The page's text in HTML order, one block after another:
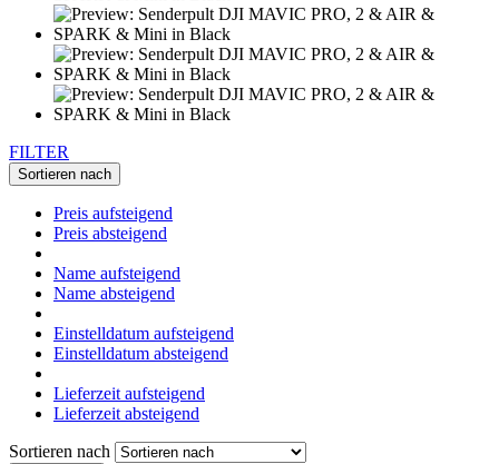
FILTER
Sortieren nach
Preis aufsteigend
Preis absteigend
Name aufsteigend
Name absteigend
Einstelldatum aufsteigend
Einstelldatum absteigend
Lieferzeit aufsteigend
Lieferzeit absteigend
Sortieren nach